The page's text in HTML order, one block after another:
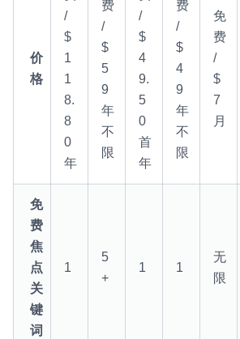
价
格
/
$
1
1
8.
8
0
年
费
/
$
5
9
年
不
限
/
$
4
9.
5
0
首
年
费
/
$
4
9
年
不
限
免
费
/
$
7
月
免
费
焦
点
关
键
词
1
5
+
1 1
无
限